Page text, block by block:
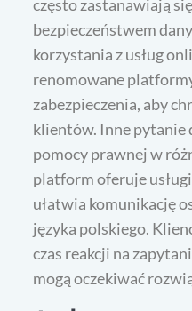
często zastanawiają
bezpieczeństwem
korzystania z usług
renomowane
zabezpieczenia, aby
klientów. Inne pytanie
pomocy prawnej w
platform oferuje
ułatwia komunikację
języka polskiego.
czas reakcji na
mogą oczekiwać